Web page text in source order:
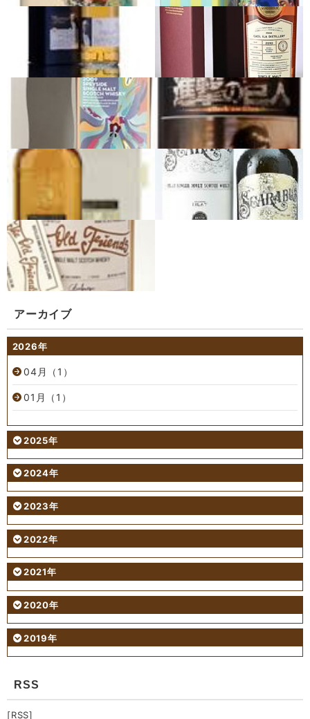
アーカイブ
2026年
04月（1）
01月（1）
2025年
2024年
2023年
2022年
2021年
2020年
2019年
RSS
[RSS]